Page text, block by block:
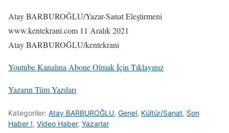
Atay BARBUROĞLU/Yazar-Sanat Eleştirmeni
www.kentekrani.com 11 Aralık 2021
Atay BARBUROĞLU/kentekrani
Youtube Kanalına Abone Olmak İçin Tıklayınız
Yazarın Tüm Yazıları
Kategoriler: Atay BARBUROĞLU, Genel, Kültür/Sanat, Son
Haber !, Video Haber, Yazarlar